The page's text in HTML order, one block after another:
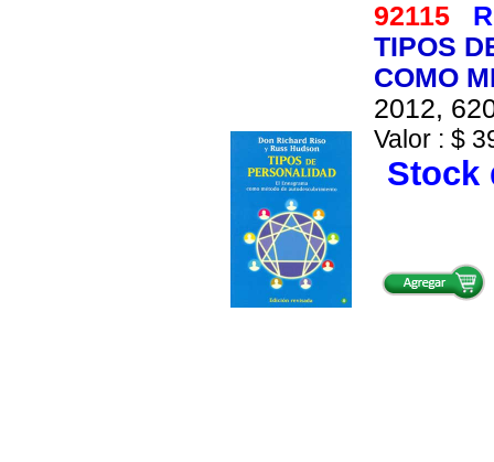
92115
TIPOS
COMO
2012,
Valor : $
Stock